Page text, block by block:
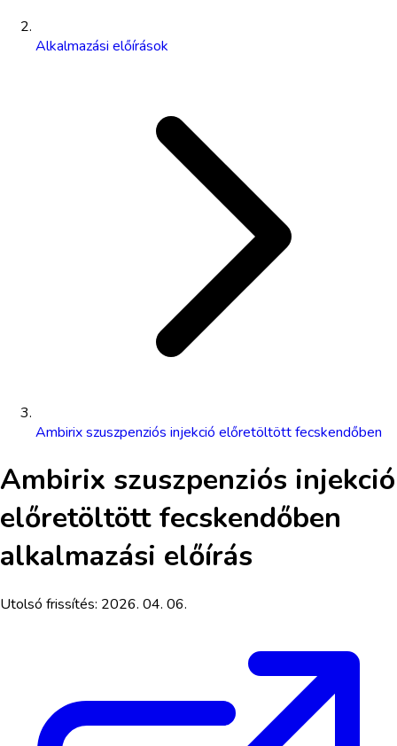
Alkalmazási előírások
Ambirix szuszpenziós injekció előretöltött fecskendőben
Ambirix szuszpenziós injekció
előretöltött fecskendőben
alkalmazási előírás
Utolsó frissítés: 2026. 04. 06.